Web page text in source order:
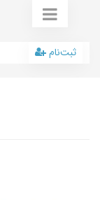
ثبت‌نام